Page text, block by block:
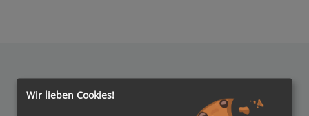
Wir lieben Cookies!